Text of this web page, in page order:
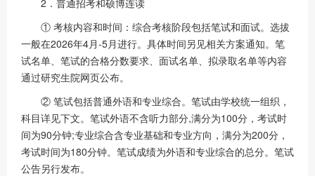
① 考核内容和时间：综合考核阶段包括笔试和面试。选拔
一般在2026年4月-5月进行。具体时间另见相关方案通知。笔
试名单、笔试的合格分数要求、面试名单、拟录取名单等内容
通过研究生院网页公布。
② 笔试包括普通外语和专业综合。笔试由学校统一组织，
科目详见下文。笔试外语不含听力部分,满分为100分，考试时
间为90分钟;专业综合含专业基础和专业方向，满分为200分，
考试时间为180分钟。笔试成绩为外语和专业综合的总分。笔试
公告另行发布。